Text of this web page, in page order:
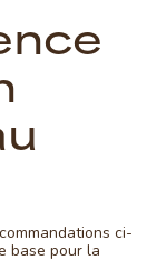
ci-
base pour la